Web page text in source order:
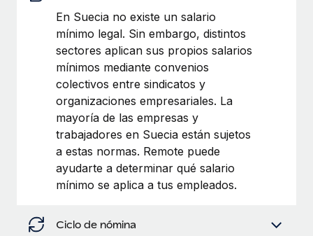
normativo.
Gestión de dispositivos
Proporciona dispositivos tecnológicos y contrólalos
en todo el mundo.
Apertura de entidades
Abre entidades conforme a la legalidad enseguida.
Movilidad y reubicación
Reubica a los empleados con facilidad.
Gestiona las prestaciones de los empleados sin
Explora el blog
Novedades de producto de Remote:
Integraciones con Gusto y Xero y Contractor
La misión de Remote sigue siendo ayudar a empresas de
Más información
En Suecia no existe un salario
mínimo legal. Sin embargo, distintos
sectores aplican sus propios salarios
mínimos mediante convenios
colectivos entre sindicatos y
organizaciones empresariales. La
mayoría de las empresas y
trabajadores en Suecia están sujetos
a estas normas. Remote puede
ayudarte a determinar qué salario
mínimo se aplica a tus empleados.
Ciclo de nómina